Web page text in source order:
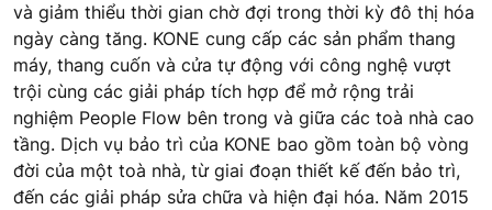
và giảm thiểu thời gian chờ đợi trong thời kỳ đô thị hóa
ngày càng tăng. KONE cung cấp các sản phẩm thang
máy, thang cuốn và cửa tự động với công nghệ vượt
trội cùng các giải pháp tích hợp để mở rộng trải
nghiệm People Flow bên trong và giữa các toà nhà cao
tầng. Dịch vụ bảo trì của KONE bao gồm toàn bộ vòng
đời của một toà nhà, từ giai đoạn thiết kế đến bảo trì,
đến các giải pháp sửa chữa và hiện đại hóa. Năm 2015